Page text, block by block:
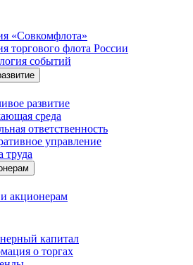
«Совкомфлота»
торгового флота России
событий
развитие
среда
ответственность
управление
труда
акционерам
капитал
о торгах